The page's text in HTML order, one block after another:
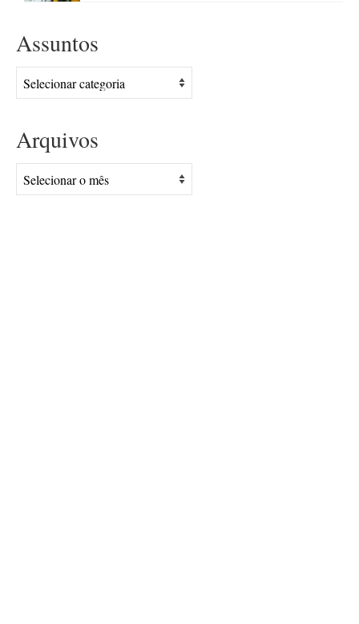
Assuntos
Assuntos
Arquivos
Arquivos